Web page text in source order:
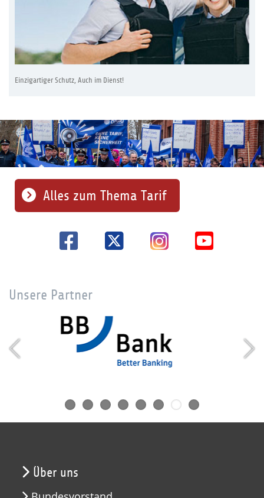
Einzigartiger Schutz, Auch im Dienst!
Alles zum Thema Tarif
Unsere Partner
Über uns